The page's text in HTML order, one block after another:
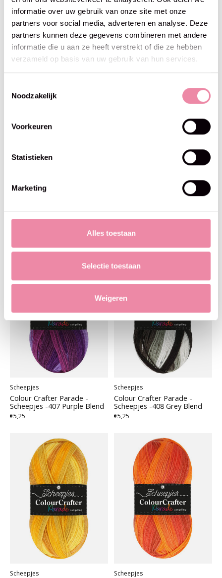
informatie over uw gebruik van onze site met onze
partners voor social media, adverteren en analyse. Deze
partners kunnen deze gegevens combineren met andere
informatie die u aan ze heeft verstrekt of die ze hebben
verzameld op basis van uw gebruik van hun services.
Noodzakelijk
Voorkeuren
Statistieken
Marketing
Alles toestaan
Selectie toestaan
Weigeren
Colour Crafter Parade -
Scheepjes -610 Classic
Rainbow
€5,25
Colour Crafter Parade -
Scheepjes -607 Pine Forest
€5,25
Scheepjes
Scheepjes -606 Lavender
Field
Scheepjes -603 Wild Flowers
€5,25
Scheepjes
Colour Crafter Parade -
Scheepjes -407 Purple Blend
€5,25
Scheepjes
Colour Crafter Parade -
Scheepjes -408 Grey Blend
€5,25
Scheepjes Scheepjes